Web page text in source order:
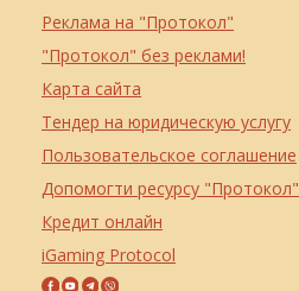
Реклама на "Протокол"
"Протокол" без реклами!
Карта сайта
Тендер на юридическую услугу
Пользовательское соглашение
Допомогти ресурсу "Протокол"
Кредит онлайн
iGaming Protocol